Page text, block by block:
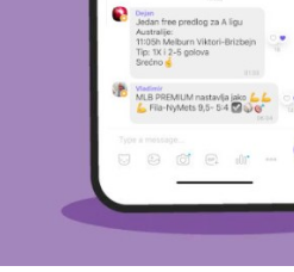
je na programu u nedelju sa
je samo subjektivno
dobitan.